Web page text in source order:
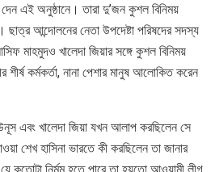
এই অনুষ্ঠানে। তারা দু’জন কুশল বিনিময়
আন্দোলনের নেতা উপদেষ্টা পরিষদের সদস্য
মাহমুদও খালেদা জিয়ার সঙ্গে কুশল বিনিময়
শীর্ষ কর্মকর্তা, নানা পেশার মানুষ আলোকিত করেন
এবং খালেদা জিয়া যখন আলাপ করছিলেন সে
শেখ হাসিনা ভারতে কী করছিলেন তা জানার